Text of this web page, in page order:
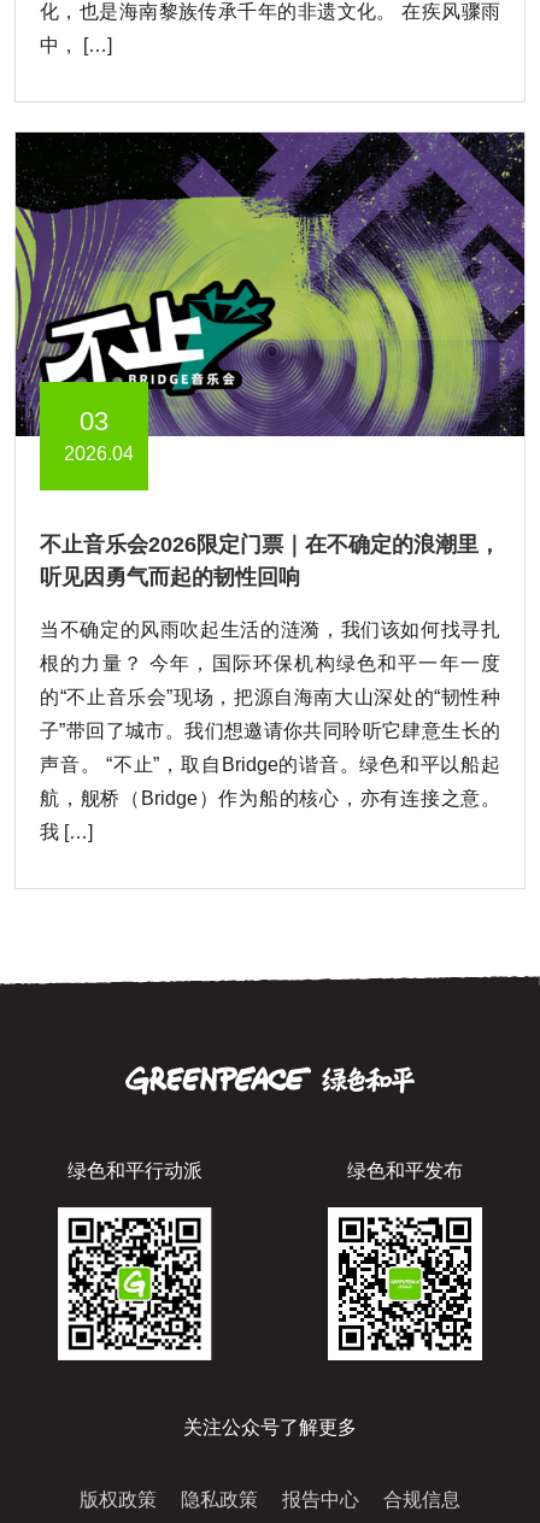
化，也是海南黎族传承千年的非遗文化。 在疾风骤雨
中， […]
03
2026.04
不止音乐会2026限定门票｜在不确定的浪潮里，
听见因勇气而起的韧性回响
当不确定的风雨吹起生活的涟漪，我们该如何找寻扎
根的力量？ 今年，国际环保机构绿色和平一年一度
的“不止音乐会”现场，把源自海南大山深处的“韧性种
子”带回了城市。我们想邀请你共同聆听它肆意生长的
声音。 “不止”，取自Bridge的谐音。绿色和平以船起
航，舰桥（Bridge）作为船的核心，亦有连接之意。
我 […]
绿色和平行动派 绿色和平发布
关注公众号了解更多
版权政策 隐私政策 报告中心 合规信息